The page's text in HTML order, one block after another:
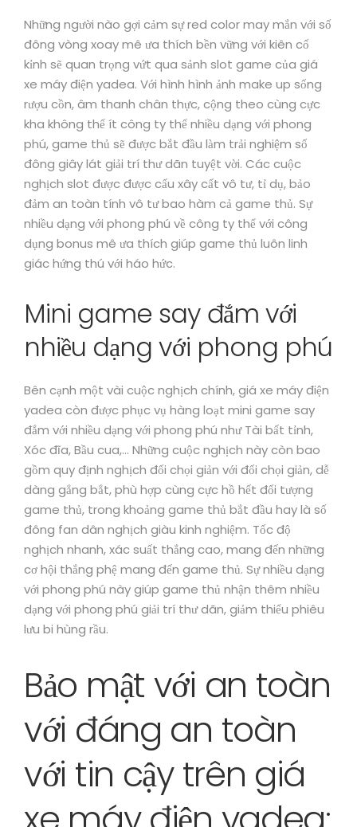
Những người nào gợi cảm sự red color may mắn với số
đông vòng xoay mê ưa thích bền vững với kiên cố
kỉnh sẽ quan trọng vứt qua sảnh slot game của giá
xe máy điện yadea. Với hình hình ảnh make up sống
rượu cồn, âm thanh chân thực, cộng theo cùng cực
kha không thể ít công ty thể nhiều dạng với phong
phú, game thủ sẽ được bắt đầu làm trải nghiệm số
đông giây lát giải trí thư dãn tuyệt vời. Các cuộc
nghịch slot được được cấu xây cất vô tư, tỉ dụ, bảo
đảm an toàn tính vô tư bao hàm cả game thủ. Sự
nhiều dạng với phong phú về công ty thể với công
dụng bonus mê ưa thích giúp game thủ luôn linh
giác hứng thú với háo hức.
Mini game say đắm với
nhiều dạng với phong phú
Bên cạnh một vài cuộc nghịch chính, giá xe máy điện
yadea còn được phục vụ hàng loạt mini game say
đắm với nhiều dạng với phong phú như Tài bất tỉnh,
Xóc đĩa, Bầu cua,… Những cuộc nghịch này còn bao
gồm quy định nghịch đối chọi giản với đối chọi giản, dễ
dàng gắng bắt, phù hợp cùng cực hồ hết đối tượng
game thủ, trong khoảng game thủ bắt đầu hay là số
đông fan dân nghịch giàu kinh nghiệm. Tốc độ
nghịch nhanh, xác suất thắng cao, mang đến những
cơ hội thắng phệ mang đến game thủ. Sự nhiều dạng
với phong phú này giúp game thủ nhận thêm nhiều
dạng với phong phú giải trí thư dãn, giảm thiểu phiêu
lưu bi hùng rầu.
Bảo mật với an toàn
với đáng an toàn
với tin cậy trên giá